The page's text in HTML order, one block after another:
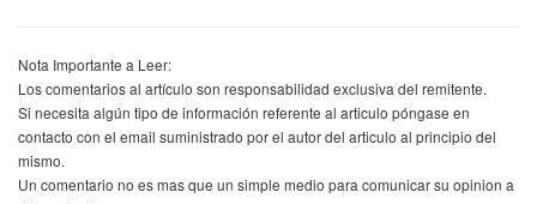
Nota Importante a Leer:
Los comentarios al artículo son responsabilidad exclusiva del remitente.
Si necesita algún tipo de información referente al articulo póngase en
contacto con el email suministrado por el autor del articulo al principio del
mismo.
Un comentario no es mas que un simple medio para comunicar su opinion a